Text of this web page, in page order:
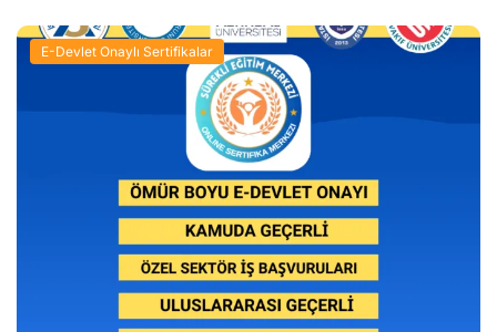
E-Devlet Onaylı Sertifikalar